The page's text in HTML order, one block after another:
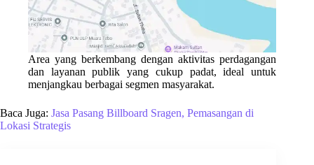
Area yang berkembang dengan aktivitas perdagangan
dan layanan publik yang cukup padat, ideal untuk
menjangkau berbagai segmen masyarakat.
Baca Juga: Jasa Pasang Billboard Sragen, Pemasangan di
Lokasi Strategis